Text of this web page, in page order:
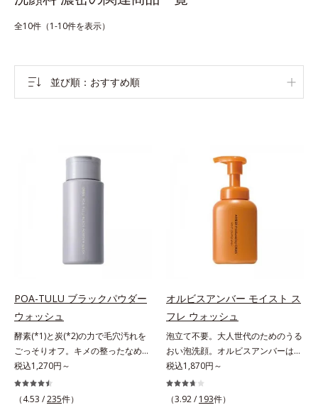
全10件（1-10件を表示）
並び順 おすすめ順
POA-TULU ブラックパウダー
ウォッシュ
酵素(*1)と炭(*2)の力で毛穴汚れを
ごっそりオフ。キメの整ったなめら
か肌へ。酵素(*1)と炭(*2)の力で毛
穴汚れをしっかり落とす、パウダー
タイプの酵素洗顔料です。皮脂やた
税込1,270円～
（4.53 /235件）
オルビスアンバー モイスト ス
フレ ウォッシュ
泡立て不要。大人世代のためのうる
おい泡洗顔。オルビスアンバーは、
いつも⾃然体で美しくありたいと願
う⼤⼈世代に寄り添うブランドで
す。年齢印象研究に基づいた肌サイ
税込1,870円～
（3.92 / 193件）